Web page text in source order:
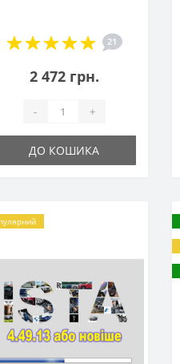
21
2 472 грн.
- +
ДО КОШИКА